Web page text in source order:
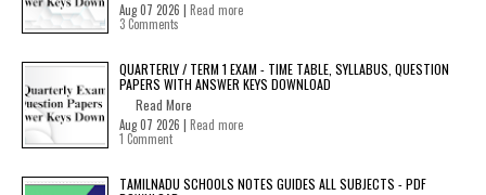
Aug 07 2026 | Read more
3 Comments
QUARTERLY / TERM 1 EXAM - TIME TABLE, SYLLABUS, QUESTION
PAPERS WITH ANSWER KEYS DOWNLOAD
Read More
Aug 07 2026 | Read more
1 Comment
TAMILNADU SCHOOLS NOTES GUIDES ALL SUBJECTS - PDF